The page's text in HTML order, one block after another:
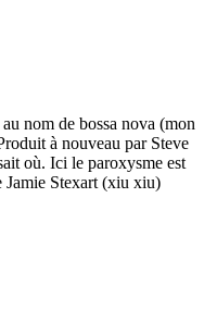
nom de bossa nova (mon
à nouveau par Steve
où. Ici le paroxysme est
Jamie Stexart (xiu xiu)